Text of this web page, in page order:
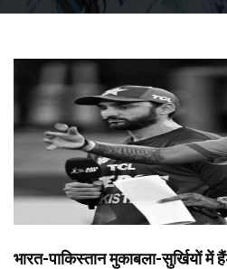
भारत-पाकिस्तान मुकाबला-सुर्खियों में